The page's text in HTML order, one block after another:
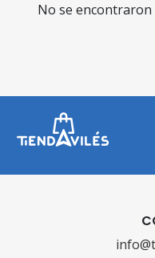
No se